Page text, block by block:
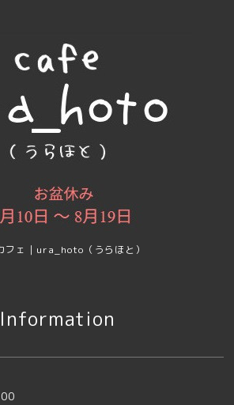
フェ｜ura_hoto（うらほと）
Information